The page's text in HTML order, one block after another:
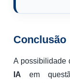
Conclusão
A possibilidade
IA em